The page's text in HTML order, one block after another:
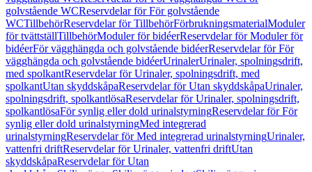
golvstående WCReservdelar för För golvstående
WCTillbehörReservdelar för TillbehörFörbrukningsmaterialModuler
för tvättställTillbehörModuler för bidéerReservdelar för Moduler för
bidéerFör vägghängda och golvstående bidéerReservdelar för För
vägghängda och golvstående bidéerUrinalerUrinaler, spolningsdrift,
med spolkantReservdelar för Urinaler, spolningsdrift, med
spolkantUtan skyddskåpaReservdelar för Utan skyddskåpaUrinaler,
spolningsdrift, spolkantlösaReservdelar för Urinaler, spolningsdrift,
spolkantlösaFör synlig eller dold urinalstyrningReservdelar för För
synlig eller dold urinalstyrningMed integrerad
urinalstyrningReservdelar för Med integrerad urinalstyrningUrinaler,
vattenfri driftReservdelar för Urinaler, vattenfri driftUtan
skyddskåpaReservdelar för Utan